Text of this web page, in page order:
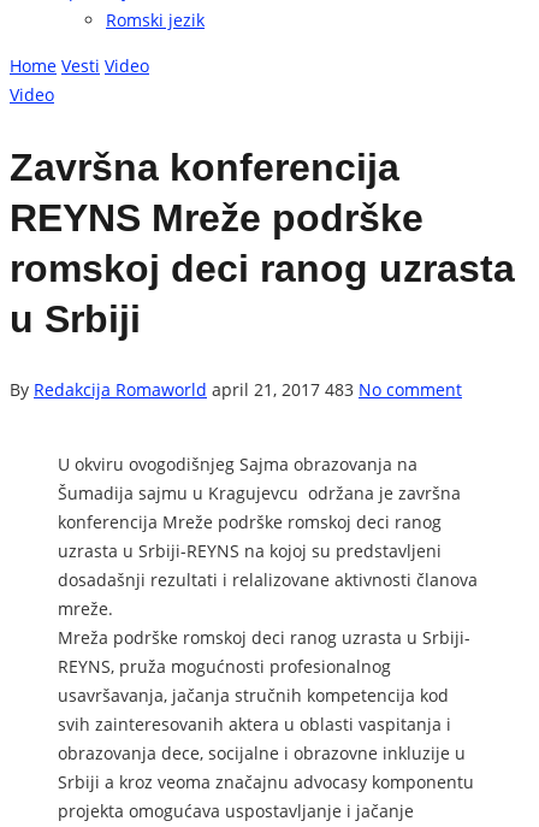
Romski jezik
Home Vesti Video
Video
Završna konferencija
REYNS Mreže podrške
romskoj deci ranog uzrasta
u Srbiji
By Redakcija Romaworld april 21, 2017 483 No comment
U okviru ovogodišnjeg Sajma obrazovanja na
Šumadija sajmu u Kragujevcu održana je završna
konferencija Mreže podrške romskoj deci ranog
uzrasta u Srbiji-REYNS na kojoj su predstavljeni
dosadašnji rezultati i relalizovane aktivnosti članova
mreže.
Mreža podrške romskoj deci ranog uzrasta u Srbiji-
REYNS, pruža mogućnosti profesionalnog
usavršavanja, jačanja stručnih kompetencija kod
svih zainteresovanih aktera u oblasti vaspitanja i
obrazovanja dece, socijalne i obrazovne inkluzije u
Srbiji a kroz veoma značajnu advocasy komponentu
projekta omogućava uspostavljanje i jačanje